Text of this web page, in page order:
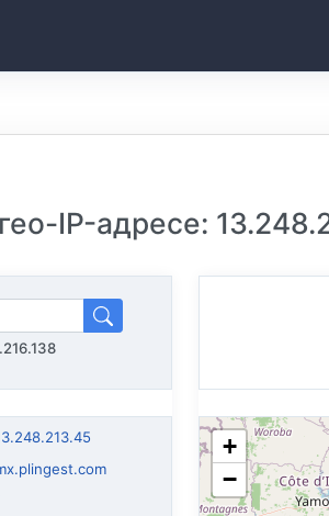
IP-адресе:
+
−